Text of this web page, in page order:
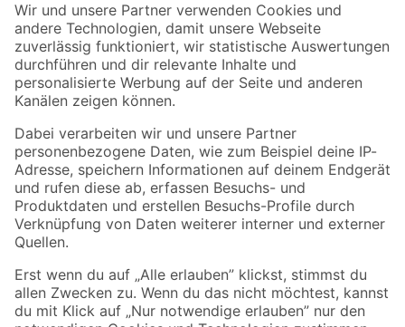
Der toom Newsletter: Keine Angebote und Aktionen mehr verpassen!
Zur Newsletter Anmeldung
Folge uns
Zahlungsarten Versandarten
Sicher einkaufen
Jetzt die toom-App herunterladen